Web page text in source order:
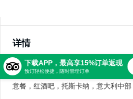
详情
美食
意餐，红酒吧，托斯卡纳，意大利中部
下载APP，最高享15%订单返现
预订轻松便捷，随时管理订单